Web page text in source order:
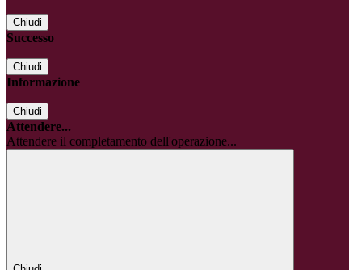
Chiudi
Successo
Chiudi
Informazione
Chiudi
Attendere...
Attendere il completamento dell'operazione...